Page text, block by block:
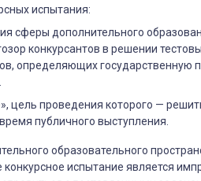
испытания:
сферы дополнительного
конкурсантов в решении
определяющих государственную
цель проведения которого —
публичного выступления.
образовательного
испытание является